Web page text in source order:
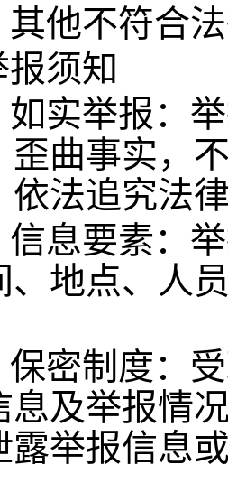
其他不符合
须知
如实举报：
歪曲事实，
依法追究法
信息要素：
、地点、人
保密制度：
息及举报情
露举报信息